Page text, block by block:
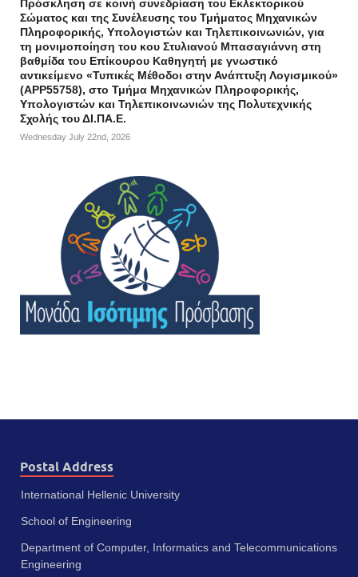
Πρόσκληση σε κοινή συνεδρίαση του Εκλεκτορικού
Σώματος και της Συνέλευσης του Τμήματος Μηχανικών
Πληροφορικής, Υπολογιστών και Τηλεπικοινωνιών, για
τη μονιμοποίηση του κου Στυλιανού Μπασαγιάννη στη
βαθμίδα του Επίκουρου Καθηγητή με γνωστικό
αντικείμενο «Τυπικές Μέθοδοι στην Ανάπτυξη Λογισμικού»
(APP55758), στο Τμήμα Μηχανικών Πληροφορικής,
Υπολογιστών και Τηλεπικοινωνιών της Πολυτεχνικής
Σχολής του ΔΙ.ΠΑ.Ε.
Wednesday July 22nd, 2026
Postal Address
International Hellenic University
School of Engineering
Department of Computer, Informatics and Telecommunications
Engineering